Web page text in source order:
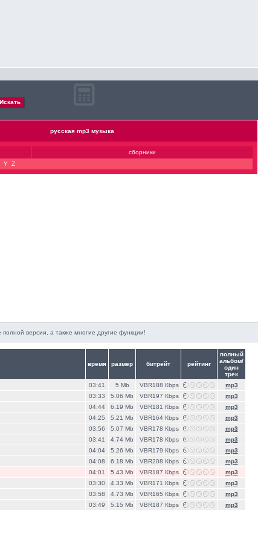
русская mp3 музыка
сборники
Y Z
полной версии, а также многие другие функции!
время размер битрейт рейтинг
полный
альбом/
один
трек
03:41 5 Mb VBR188 Кbps
mp3
03:33 5.06 Mb VBR197 Кbps
mp3
04:44 6.19 Mb VBR181 Кbps
mp3
04:25 5.21 Mb VBR164 Кbps
mp3
03:56 5.07 Mb VBR178 Кbps
mp3
03:41 4.74 Mb VBR178 Кbps
mp3
04:04 5.26 Mb VBR179 Кbps
mp3
04:08 6.18 Mb VBR208 Кbps
mp3
04:01 5.43 Mb VBR187 Кbps
mp3
03:30 4.33 Mb VBR171 Кbps
mp3
03:58 4.73 Mb VBR165 Кbps
mp3
03:49 5.15 Mb VBR187 Кbps
mp3